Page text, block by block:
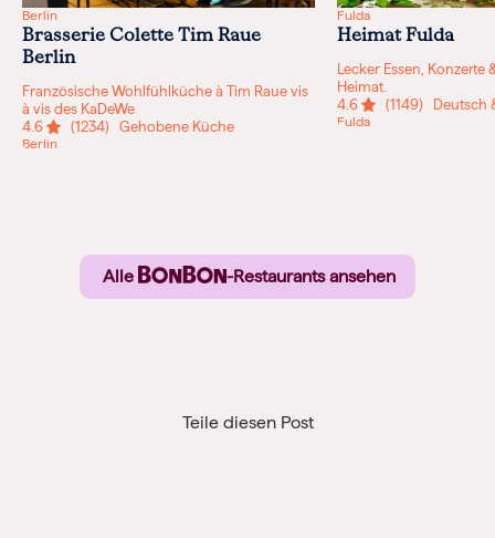
Berlin
Brasserie Colette Tim Raue
Berlin
Französische Wohlfühlküche à Tim Raue vis
à vis des KaDeWe
4.6
(1234) Gehobene Küche
Berlin
Fulda
Heimat Fulda
Lecker Essen, Konzerte
Heimat.
4.6
(1149) Deutsch
Fulda
Alle -Restaurants ansehen
Teile diesen Post